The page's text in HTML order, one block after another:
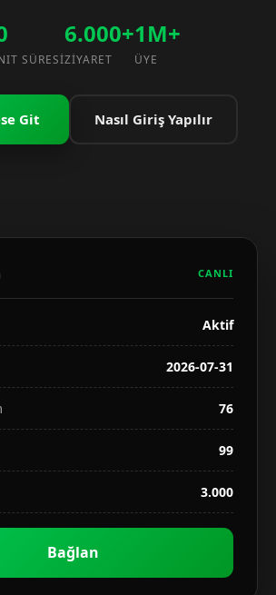
SÜRESI
6.000+
ZIYARET
1M+
ÜYE
Git Nasıl Giriş Yapılır
CANLI
Aktif
2026-07-31
76
99
3.000
Bağlan